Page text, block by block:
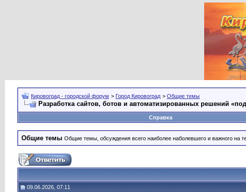
Кировоград - городской форум > Город Кировоград > Общие темы
Разработка сайтов, ботов и автоматизированных решений
Справка
Общие темы Общие темы, обсуждения всего наиболее наболевшего и важного на
09.06.2026, 07:11